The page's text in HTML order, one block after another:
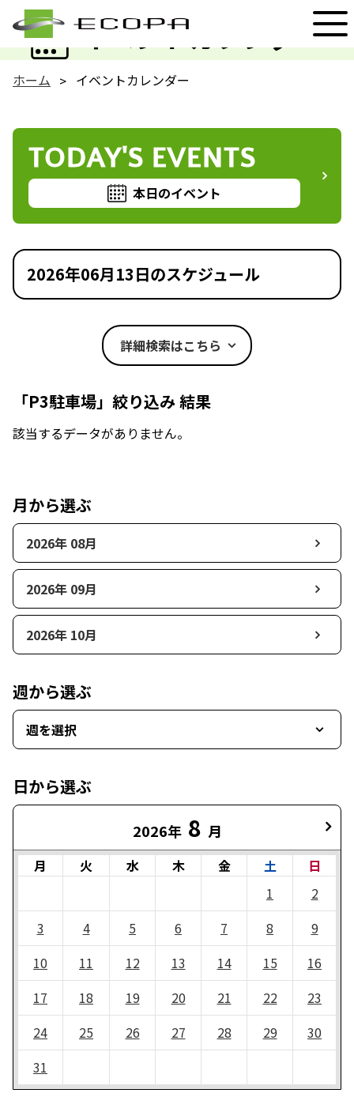
イベントカレンダー
EVENT
ホーム イベントカレンダー
TODAY'S EVENTS
本日のイベント
2026年06月13日のスケジュール
詳細検索はこちら
「P3駐車場」絞り込み 結果
該当するデータがありません。
月から選ぶ
2026年 08月
2026年 09月
2026年 10月
週から選ぶ
週を選択
日から選ぶ
2026年 8 月
月 火 水 木 金 土
日
1
2
3
4 5 6 7 8
9
10
11 12 13 14 15
16
17
18 19 20 21 22
23
24
25 26 27 28 29
30
31